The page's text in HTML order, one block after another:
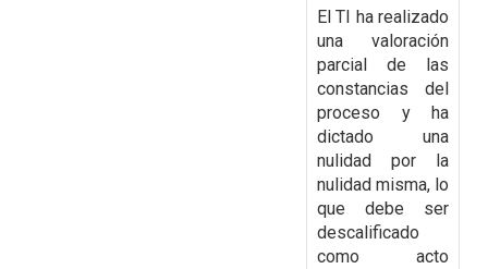
El TI ha realizado
una valoración
parcial de las
constancias del
proceso y ha
dictado una
nulidad por la
nulidad misma, lo
que debe ser
descalificado
como acto